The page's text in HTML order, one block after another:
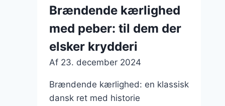
Brændende kærlighed
med peber: til dem der
elsker krydderi
Af 23. december 2024
Brændende kærlighed: en klassisk
dansk ret med historie